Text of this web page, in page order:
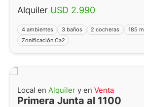
Alquiler USD 2.990
4 ambientes 3 baños 2 cocheras
185
Zonificación Ca2
Local en Alquiler y en Venta
Primera Junta al 1100